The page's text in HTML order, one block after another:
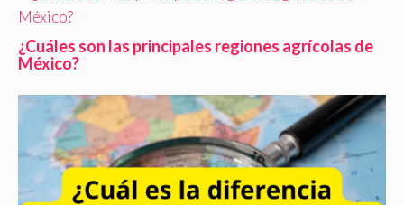
¿Cuáles son las principales regiones agrícolas de
México?